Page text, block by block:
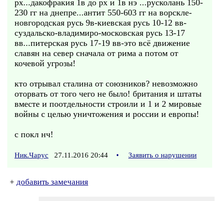
рх...дакофракия 1в до рх и 1в нэ ...русколань 150-
230 гг на днепре...антит 550-603 гг на ворскле-
новгородская русь 9в-киевская русь 10-12 вв-
суздальско-владимиро-московская русь 13-17
вв...питерская русь 17-19 вв-это всё движение
славян на север сначала от рима а потом от
кочевой угрозы!
кто отрывал сталина от союзников? невозможно
оторвать от того чего не было! британия и штаты
вместе и поотдельности строили и 1 и 2 мировые
войны с целью уничтожения и россии и европы!
с покл нч!
Ник.Чарус 27.11.2016 20:44 • Заявить о нарушении
+ добавить замечания